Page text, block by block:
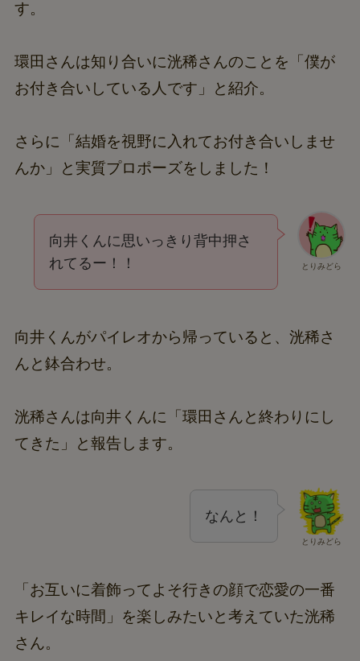
す。
環田さんは知り合いに洸稀さんのことを「僕が
お付き合いしている人です」と紹介。
さらに「結婚を視野に入れてお付き合いしませ
んか」と実質プロポーズをしました！
とりみどら
向井くんに思いっきり背中押さ
れてるー！！
向井くんがパイレオから帰っていると、洸稀さ
んと鉢合わせ。
洸稀さんは向井くんに「環田さんと終わりにし
てきた」と報告します。
とりみどら
なんと！
「お互いに着飾ってよそ行きの顔で恋愛の一番
キレイな時間」を楽しみたいと考えていた洸稀
さん。